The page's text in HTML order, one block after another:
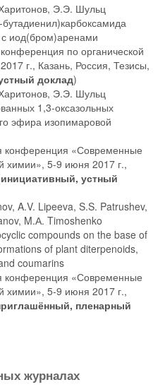
Э.Э. Шульц
иод(бром)аренами
по органической
г., Казань, Россия, Тезисы,
доклад)
Э.Э. Шульц
1,3-оксазольных
эфира изопимаровой
конференция «Современные
химии», 5-9 июня 2017 г.,
инициативный, устный
A.V. Lipeeva, S.S. Patrushev,
M.А. Timoshenko
compounds on the base of
of plant diterpenoids,
coumarins
конференция «Современные
химии», 5-9 июня 2017 г.,
пленарный
журналах